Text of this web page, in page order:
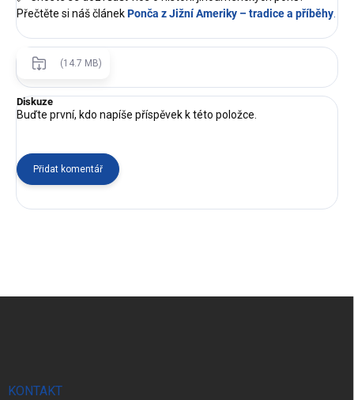
Přečtěte si náš článekPonča z Jižní Ameriky – tradice a příběhy.
(14.7 MB)
Diskuze
Buďte první, kdo napíše příspěvek k této položce.
Přidat komentář
KONTAKT